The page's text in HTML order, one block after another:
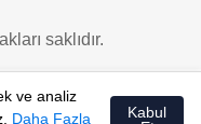
saklıdır.
ve analiz
Daha Fazla
Kabul